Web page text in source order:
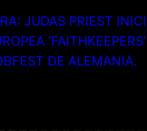
JUDAS PRIEST
DE ALEMANIA.